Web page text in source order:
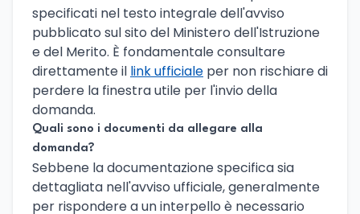
specificati nel testo integrale dell'avviso
pubblicato sul sito del Ministero dell'Istruzione
e del Merito. È fondamentale consultare
direttamente il link ufficiale per non rischiare di
perdere la finestra utile per l'invio della
domanda.
Quali sono i documenti da allegare alla
domanda?
Sebbene la documentazione specifica sia
dettagliata nell'avviso ufficiale, generalmente
per rispondere a un interpello è necessario